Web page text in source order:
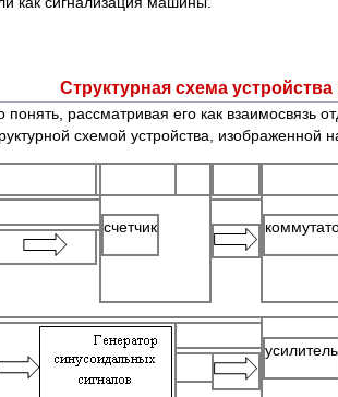
Структурная схема
понять, рассматривая его как
схемой устройства, изображенной
счетчик
усилитель